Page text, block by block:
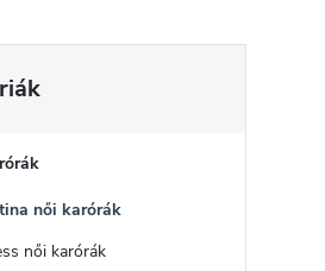
női karórák
női karórák